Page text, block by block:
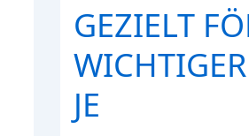
GEZIELT
JE